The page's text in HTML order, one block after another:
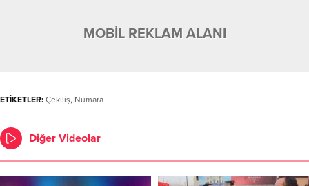
MOBİL REKLAM ALANI
ETİKETLER: Çekiliş, Numara
Diğer Videolar